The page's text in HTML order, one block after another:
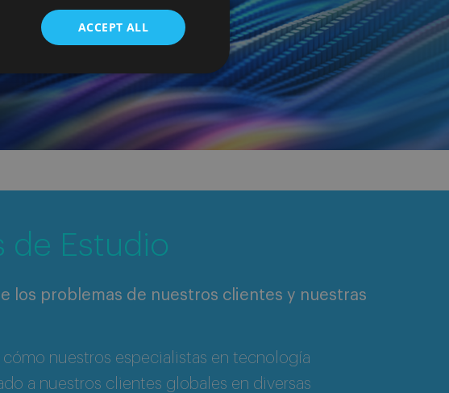
de Estudio
los problemas de nuestros clientes y nuestras
cómo nuestros especialistas en tecnología
a nuestros clientes globales en diversas
ACCEPT ALL